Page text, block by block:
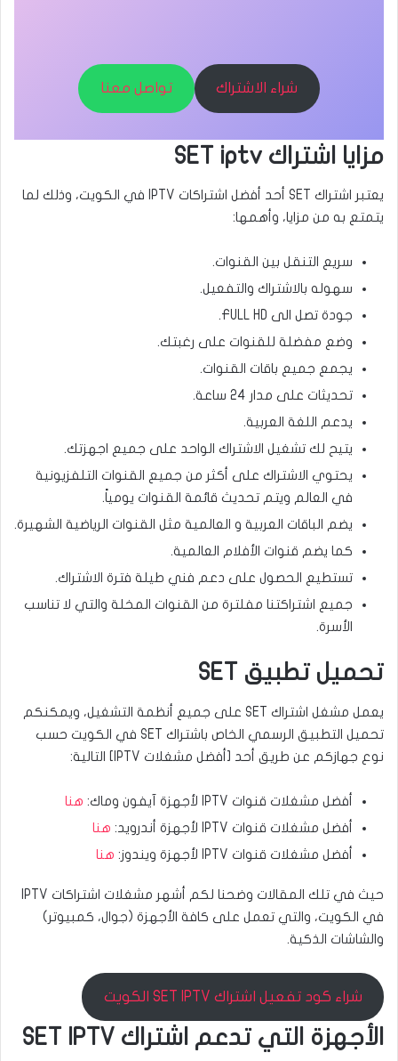
شراء الاشتراك تواصل معنا
مزايا اشتراك SET iptv
يعتبر اشتراك SET أحد أفضل اشتراكات IPTV في الكويت، وذلك لما
يتمتع به من مزايا، وأهمها:
سريع التنقل بين القنوات.
سهوله بالاشتراك والتفعيل.
جودة تصل الى FULL HD.
وضع مفضلة للقنوات على رغبتك.
يجمع جميع باقات القنوات.
تحديثات على مدار 24 ساعة.
يدعم اللغة العربية.
يتيح لك تشغيل الاشتراك الواحد على جميع اجهزتك.
يحتوي الاشتراك على أكثر من جميع القنوات التلفزيونية
في العالم ويتم تحديث قائمة القنوات يومياً.
يضم الباقات العربية و العالمية مثل القنوات الرياضية الشهيرة.
كما يضم قنوات الأفلام العالمية.
تستطيع الحصول على دعم فني طيلة فترة الاشتراك.
جميع اشتراكتنا مفلترة من القنوات المخلة والتي لا تناسب
الأسرة.
تحميل تطبيق SET
يعمل مشغل اشتراك SET على جميع أنظمة التشغيل، ويمكنكم
تحميل التطبيق الرسمي الخاص باشتراك SET في الكويت حسب
نوع جهازكم عن طريق أحد [أفضل مشغلات IPTV] التالية:
أفضل مشغلات قنوات IPTV لأجهزة آيفون وماك:
هنا
أفضل مشغلات قنوات IPTV لأجهزة أندرويد:
هنا
أفضل مشغلات قنوات IPTV لأجهزة ويندوز:
هنا
حيث في تلك المقالات وضحنا لكم أشهر مشغلات اشتراكات IPTV
في الكويت، والتي تعمل على كافة الأجهزة (جوال، كمبيوتر)
والشاشات الذكية.
شراء كود تفعيل اشتراك SET IPTV الكويت
الأجهزة التي تدعم اشتراك SET IPTV